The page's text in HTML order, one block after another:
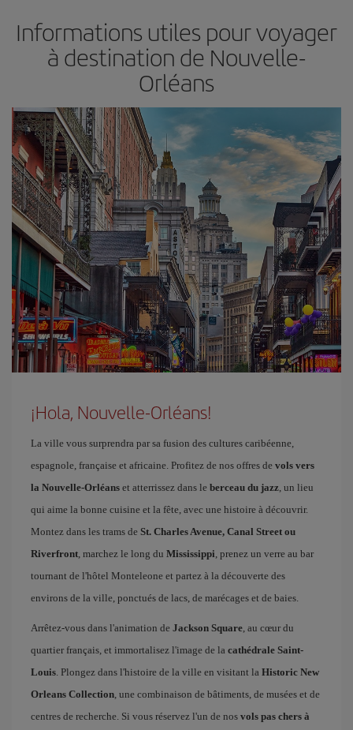
Informations utiles pour voyager
à destination de Nouvelle-
Orléans
¡Hola, Nouvelle-Orléans!
La ville vous surprendra par sa fusion des cultures caribéenne,
espagnole, française et africaine. Profitez de nos offres de vols vers
la Nouvelle-Orléans et atterrissez dans le berceau du jazz , un lieu
qui aime la bonne cuisine et la fête, avec une histoire à découvrir.
Montez dans les trams de St. Charles Avenue, Canal Street ou
Riverfront , marchez le long du Mississippi , prenez un verre au bar
tournant de l'hôtel Monteleone et partez à la découverte des
environs de la ville, ponctués de lacs, de marécages et de baies.
Arrêtez-vous dans l'animation de Jackson Square , au cœur du
quartier français, et immortalisez l'image de la cathédrale Saint-
Louis . Plongez dans l'histoire de la ville en visitant la Historic New
Orleans Collection , une combinaison de bâtiments, de musées et de
centres de recherche. Si vous réservez l'un de nos vols pas chers à